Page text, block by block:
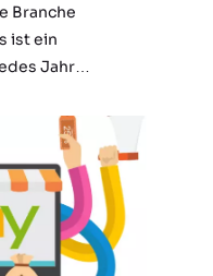
Branche
ist ein
Jahr
es, eine
und ist es